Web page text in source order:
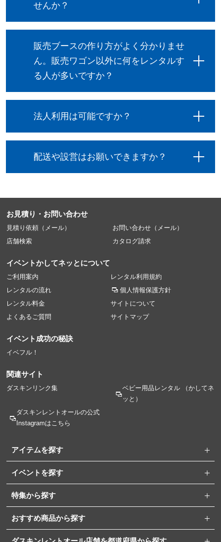
せんか？
販売ブースの作り方がよく分かりませ
ん。販売ワゴン以外に何をレンタルす
る人が多いですか？
法人利用は可能ですか？
配送や設営はお願いできますか？
お見積り・お問い合わせ
見積り依頼（メール）
お問い合わせ（メール）
店舗検索
カタログ請求
イベントかしてネッとについて
ご利用案内
レンタルの流れ
レンタル料金
よくあるご質問
レンタル利用規約
個人情報保護方針
サイトについて
サイトマップ
イベント成功の秘訣
イベフル！
関連サイト
ダスキンリンク集 ベビー用品レンタル（かしてネ
ッと）
ダスキンレントオールの公式
Instagramはこちら
アイテムを探す
イベントを探す
特集から探す
おすすめ商品から探す